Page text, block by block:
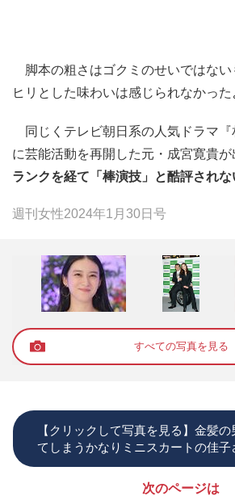
脚本の粗さはゴクミのせいではない
ヒリとした味わいは感じられなかった
同じくテレビ朝日系の人気ドラマ『
に芸能活動を再開した元・成宮寛貴が
ランクを経て「棒演技」と酷評されな
週刊女性2024年1月30日号
すべての写真を見る
【クリックして写真を見る】金髪
てしまうかなりミニスカートの佳子
次のページは